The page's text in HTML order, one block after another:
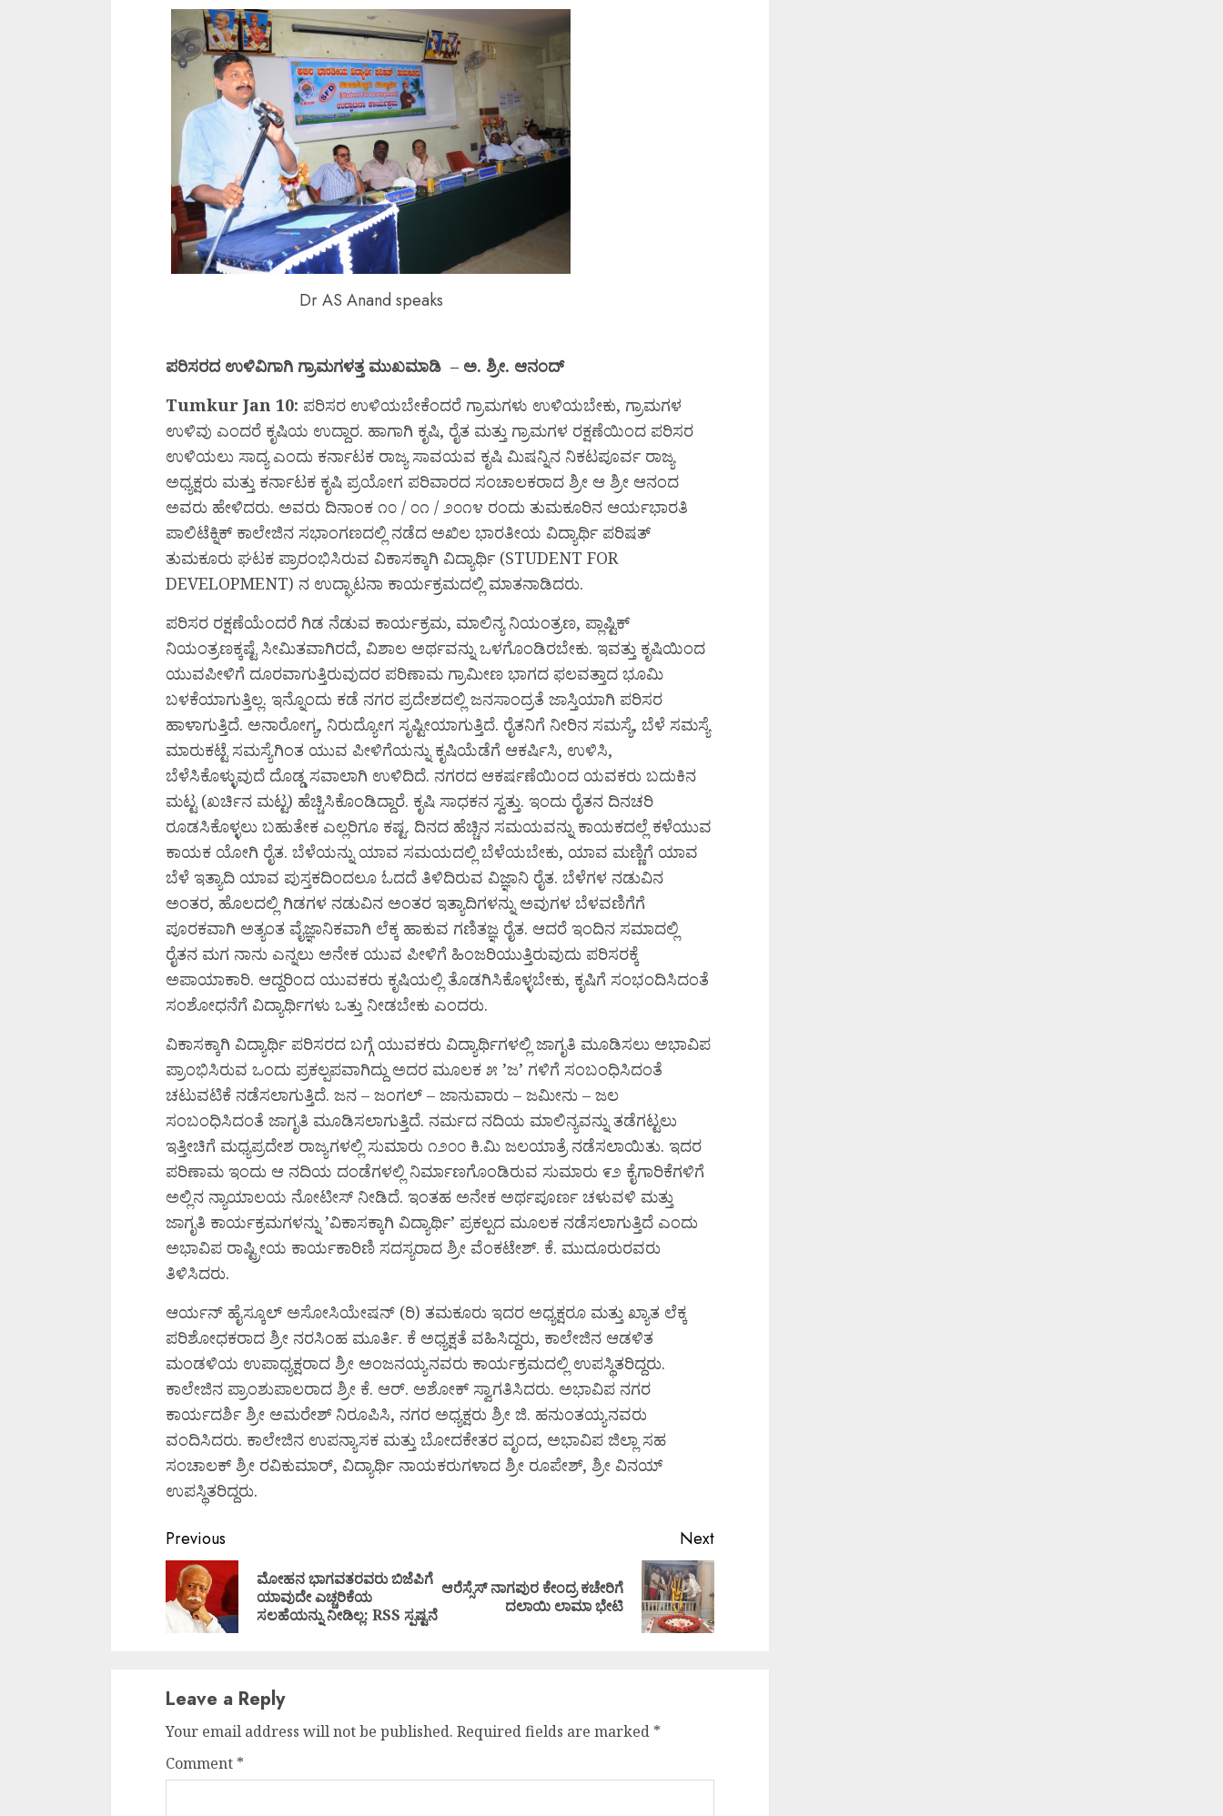
Dr AS Anand speaks
ಪರಿಸರದ ಉಳಿವಿಗಾಗಿ ಗ್ರಾಮಗಳತ್ತ ಮುಖಮಾಡಿ – ಅ. ಶ್ರೀ. ಆನಂದ್
Tumkur Jan 10: ಪರಿಸರ ಉಳಿಯಬೇಕೆಂದರೆ ಗ್ರಾಮಗಳು ಉಳಿಯಬೇಕು, ಗ್ರಾಮಗಳ
ಉಳಿವು ಎಂದರೆ ಕೃಷಿಯ ಉದ್ದಾರ. ಹಾಗಾಗಿ ಕೃಷಿ, ರೈತ ಮತ್ತು ಗ್ರಾಮಗಳ ರಕ್ಷಣೆಯಿಂದ ಪರಿಸರ
ಉಳಿಯಲು ಸಾದ್ಯ ಎಂದು ಕರ್ನಾಟಕ ರಾಜ್ಯ ಸಾವಯವ ಕೃಷಿ ಮಿಷನ್ನಿನ ನಿಕಟಪೂರ್ವ ರಾಜ್ಯ
ಅಧ್ಯಕ್ಷರು ಮತ್ತು ಕರ್ನಾಟಕ ಕೃಷಿ ಪ್ರಯೋಗ ಪರಿವಾರದ ಸಂಚಾಲಕರಾದ ಶ್ರೀ ಆ ಶ್ರೀ ಆನಂದ
ಅವರು ಹೇಳಿದರು. ಅವರು ದಿನಾಂಕ ೧೦ / ೦೧ / ೨೦೧೪ ರಂದು ತುಮಕೂರಿನ ಆರ್ಯಭಾರತಿ
ಪಾಲಿಟೆಕ್ನಿಕ್ ಕಾಲೇಜಿನ ಸಭಾಂಗಣದಲ್ಲಿ ನಡೆದ ಅಖಿಲ ಭಾರತೀಯ ವಿದ್ಯಾರ್ಥಿ ಪರಿಷತ್
ತುಮಕೂರು ಘಟಕ ಪ್ರಾರಂಭಿಸಿರುವ ವಿಕಾಸಕ್ಕಾಗಿ ವಿದ್ಯಾರ್ಥಿ (STUDENT FOR
DEVELOPMENT) ನ ಉದ್ಘಾಟನಾ ಕಾರ್ಯಕ್ರಮದಲ್ಲಿ ಮಾತನಾಡಿದರು.
ಪರಿಸರ ರಕ್ಷಣೆಯೆಂದರೆ ಗಿಡ ನೆಡುವ ಕಾರ್ಯಕ್ರಮ, ಮಾಲಿನ್ಯ ನಿಯಂತ್ರಣ, ಪ್ಲಾಷ್ಟಿಕ್
ನಿಯಂತ್ರಣಕ್ಕಷ್ಟೆ ಸೀಮಿತವಾಗಿರದೆ, ವಿಶಾಲ ಅರ್ಥವನ್ನು ಒಳಗೊಂಡಿರಬೇಕು. ಇವತ್ತು ಕೃಷಿಯಿಂದ
ಯುವಪೀಳಿಗೆ ದೂರವಾಗುತ್ತಿರುವುದರ ಪರಿಣಾಮ ಗ್ರಾಮೀಣ ಭಾಗದ ಫಲವತ್ತಾದ ಭೂಮಿ
ಬಳಕೆಯಾಗುತ್ತಿಲ್ಲ. ಇನ್ನೊಂದು ಕಡೆ ನಗರ ಪ್ರದೇಶದಲ್ಲಿ ಜನಸಾಂದ್ರತೆ ಜಾಸ್ತಿಯಾಗಿ ಪರಿಸರ
ಹಾಳಾಗುತ್ತಿದೆ. ಅನಾರೋಗ್ಯ, ನಿರುದ್ಯೋಗ ಸೃಷ್ಟೀಯಾಗುತ್ತಿದೆ. ರೈತನಿಗೆ ನೀರಿನ ಸಮಸ್ಯೆ, ಬೆಳೆ ಸಮಸ್ಯೆ
ಮಾರುಕಟ್ಟೆ ಸಮಸ್ಯೆಗಿಂತ ಯುವ ಪೀಳಿಗೆಯನ್ನು ಕೃಷಿಯೆಡೆಗೆ ಆಕರ್ಷಿಸಿ, ಉಳಿಸಿ,
ಬೆಳೆಸಿಕೊಳ್ಳುವುದೆ ದೊಡ್ಡ ಸವಾಲಾಗಿ ಉಳಿದಿದೆ. ನಗರದ ಆಕರ್ಷಣೆಯಿಂದ ಯವಕರು ಬದುಕಿನ
ಮಟ್ಟ (ಖರ್ಚಿನ ಮಟ್ಟ) ಹೆಚ್ಚಿಸಿಕೊಂಡಿದ್ದಾರೆ. ಕೃಷಿ ಸಾಧಕನ ಸ್ವತ್ತು. ಇಂದು ರೈತನ ದಿನಚರಿ
ರೂಡಸಿಕೊಳ್ಳಲು ಬಹುತೇಕ ಎಲ್ಲರಿಗೂ ಕಷ್ಟ. ದಿನದ ಹೆಚ್ಚಿನ ಸಮಯವನ್ನು ಕಾಯಕದಲ್ಲೆ ಕಳೆಯುವ
ಕಾಯಕ ಯೋಗಿ ರೈತ. ಬೆಳೆಯನ್ನು ಯಾವ ಸಮಯದಲ್ಲಿ ಬೆಳೆಯಬೇಕು, ಯಾವ ಮಣ್ಣಿಗೆ ಯಾವ
ಬೆಳೆ ಇತ್ಯಾದಿ ಯಾವ ಪುಸ್ತಕದಿಂದಲೂ ಓದದೆ ತಿಳಿದಿರುವ ವಿಜ್ಞಾನಿ ರೈತ. ಬೆಳೆಗಳ ನಡುವಿನ
ಅಂತರ, ಹೊಲದಲ್ಲಿ ಗಿಡಗಳ ನಡುವಿನ ಅಂತರ ಇತ್ಯಾದಿಗಳನ್ನು ಅವುಗಳ ಬೆಳವಣಿಗೆಗೆ
ಪೂರಕವಾಗಿ ಅತ್ಯಂತ ವೈಜ್ಞಾನಿಕವಾಗಿ ಲೆಕ್ಕ ಹಾಕುವ ಗಣಿತಜ್ಞ ರೈತ. ಆದರೆ ಇಂದಿನ ಸಮಾದಲ್ಲಿ
ರೈತನ ಮಗ ನಾನು ಎನ್ನಲು ಅನೇಕ ಯುವ ಪೀಳಿಗೆ ಹಿಂಜರಿಯುತ್ತಿರುವುದು ಪರಿಸರಕ್ಕೆ
ಅಪಾಯಾಕಾರಿ. ಆದ್ದರಿಂದ ಯುವಕರು ಕೃಷಿಯಲ್ಲಿ ತೊಡಗಿಸಿಕೊಳ್ಳಬೇಕು, ಕೃಷಿಗೆ ಸಂಭಂದಿಸಿದಂತೆ
ಸಂಶೋಧನೆಗೆ ವಿದ್ಯಾರ್ಥಿಗಳು ಒತ್ತು ನೀಡಬೇಕು ಎಂದರು.
ವಿಕಾಸಕ್ಕಾಗಿ ವಿದ್ಯಾರ್ಥಿ ಪರಿಸರದ ಬಗ್ಗೆ ಯುವಕರು ವಿದ್ಯಾರ್ಥಿಗಳಲ್ಲಿ ಜಾಗೃತಿ ಮೂಡಿಸಲು ಅಭಾವಿಪ
ಪ್ರಾಂಭಿಸಿರುವ ಒಂದು ಪ್ರಕಲ್ಪಪವಾಗಿದ್ದು ಅದರ ಮೂಲಕ ೫ ’ಜ’ ಗಳಿಗೆ ಸಂಬಂಧಿಸಿದಂತೆ
ಚಟುವಟಿಕೆ ನಡೆಸಲಾಗುತ್ತಿದೆ. ಜನ – ಜಂಗಲ್ – ಜಾನುವಾರು – ಜಮೀನು – ಜಲ
ಸಂಬಂಧಿಸಿದಂತೆ ಜಾಗೃತಿ ಮೂಡಿಸಲಾಗುತ್ತಿದೆ. ನರ್ಮದ ನದಿಯ ಮಾಲಿನ್ಯವನ್ನು ತಡೆಗಟ್ಟಲು
ಇತ್ತೀಚಿಗೆ ಮಧ್ಯಪ್ರದೇಶ ರಾಜ್ಯಗಳಲ್ಲಿ ಸುಮಾರು ೧೨೦೦ ಕಿ.ಮಿ ಜಲಯಾತ್ರೆ ನಡೆಸಲಾಯಿತು. ಇದರ
ಪರಿಣಾಮ ಇಂದು ಆ ನದಿಯ ದಂಡೆಗಳಲ್ಲಿ ನಿರ್ಮಾಣಗೊಂಡಿರುವ ಸುಮಾರು ೯೨ ಕೈಗಾರಿಕೆಗಳಿಗೆ
ಅಲ್ಲಿನ ನ್ಯಾಯಾಲಯ ನೋಟೀಸ್ ನೀಡಿದೆ. ಇಂತಹ ಅನೇಕ ಅರ್ಥಪೂರ್ಣ ಚಳುವಳಿ ಮತ್ತು
ಜಾಗೃತಿ ಕಾರ್ಯಕ್ರಮಗಳನ್ನು ’ವಿಕಾಸಕ್ಕಾಗಿ ವಿದ್ಯಾರ್ಥಿ’ ಪ್ರಕಲ್ಪದ ಮೂಲಕ ನಡೆಸಲಾಗುತ್ತಿದೆ ಎಂದು
ಅಭಾವಿಪ ರಾಷ್ಟ್ರೀಯ ಕಾರ್ಯಕಾರಿಣಿ ಸದಸ್ಯರಾದ ಶ್ರೀ ವೆಂಕಟೇಶ್. ಕೆ. ಮುದೂರುರವರು
ತಿಳಿಸಿದರು.
ಆರ್ಯನ್ ಹೈಸ್ಕೂಲ್ ಅಸೋಸಿಯೇಷನ್ (ರಿ) ತಮಕೂರು ಇದರ ಅಧ್ಯಕ್ಷರೂ ಮತ್ತು ಖ್ಯಾತ ಲೆಕ್ಕ
ಪರಿಶೋಧಕರಾದ ಶ್ರೀ ನರಸಿಂಹ ಮೂರ್ತಿ. ಕೆ ಅಧ್ಯಕ್ಷತೆ ವಹಿಸಿದ್ದರು, ಕಾಲೇಜಿನ ಆಡಳಿತ
ಮಂಡಳಿಯ ಉಪಾಧ್ಯಕ್ಷರಾದ ಶ್ರೀ ಅಂಜನಯ್ಯನವರು ಕಾರ್ಯಕ್ರಮದಲ್ಲಿ ಉಪಸ್ಥಿತರಿದ್ದರು.
ಕಾಲೇಜಿನ ಪ್ರಾಂಶುಪಾಲರಾದ ಶ್ರೀ ಕೆ. ಆರ್. ಅಶೋಕ್ ಸ್ವಾಗತಿಸಿದರು. ಅಭಾವಿಪ ನಗರ
ಕಾರ್ಯದರ್ಶಿ ಶ್ರೀ ಅಮರೇಶ್ ನಿರೂಪಿಸಿ, ನಗರ ಅಧ್ಯಕ್ಷರು ಶ್ರೀ ಜಿ. ಹನುಂತಯ್ಯನವರು
ವಂದಿಸಿದರು. ಕಾಲೇಜಿನ ಉಪನ್ಯಾಸಕ ಮತ್ತು ಬೋದಕೇತರ ವೃಂದ, ಅಭಾವಿಪ ಜಿಲ್ಲಾ ಸಹ
ಸಂಚಾಲಕ್ ಶ್ರೀ ರವಿಕುಮಾರ್, ವಿದ್ಯಾರ್ಥಿ ನಾಯಕರುಗಳಾದ ಶ್ರೀ ರೂಪೇಶ್, ಶ್ರೀ ವಿನಯ್
ಉಪಸ್ಥಿತರಿದ್ದರು.
Continue
Reading
Previous
Previous
ಮೋಹನ ಭಾಗವತರವರು ಬಿಜೆಪಿಗೆ
ಯಾವುದೇ ಎಚ್ಚರಿಕೆಯ
ಸಲಹೆಯನ್ನು ನೀಡಿಲ್ಲ: RSS ಸ್ಪಷ್ಟನೆ
Next
Next
ಆರೆಸ್ಸೆಸ್ ನಾಗಪುರ ಕೇಂದ್ರ ಕಚೇರಿಗೆ
ದಲಾಯಿ ಲಾಮಾ ಭೇಟಿ
Leave a Reply
Your email address will not be published. Required fields are marked *
Comment *